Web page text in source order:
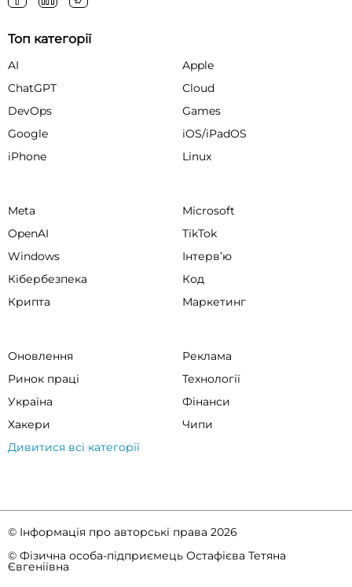
Топ категорії
AI
Apple
ChatGPT
Cloud
DevOps
Games
Google
iOS/iPadOS
iPhone
Linux
Meta
Microsoft
OpenAI
TikTok
Windows
Інтервʼю
Кібербезпека
Код
Крипта
Маркетинг
Оновлення
Реклама
Ринок праці
Технології
Україна
Фінанси
Хакери
Чипи
Дивитися всі категорії
© Інформація про авторські права 2026
© Фізична особа-підприємець Остафієва Тетяна
Євгеніївна